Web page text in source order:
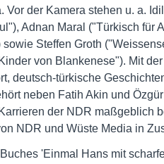
Vor der Kamera stehen u. a.
Adnan Maral ("Türkisch für
Steffen Groth
von Blankenese"). Mit
deutsch-türkische
neben Fatih Akin und
der NDR maßgeblich
NDR und Wüste Media in
'Einmal Hans mit